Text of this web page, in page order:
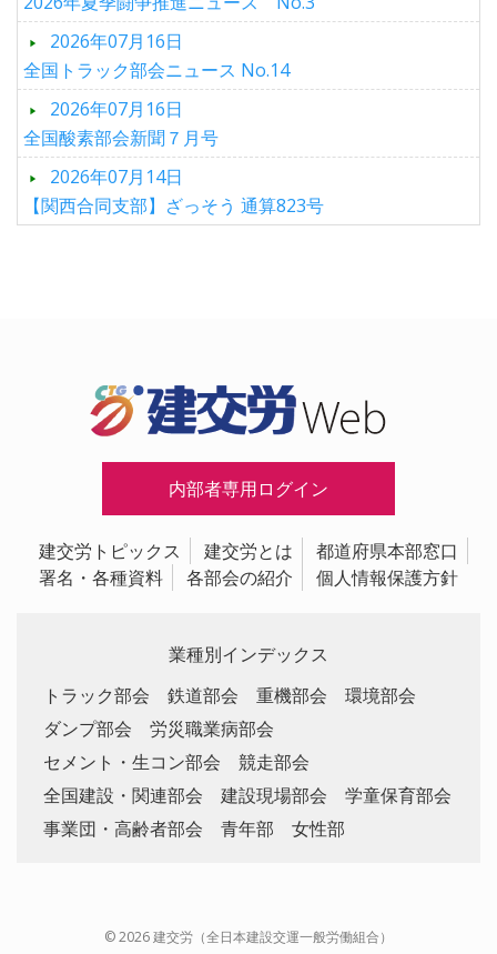
2026年07月16日
全国トラック部会ニュース No.14
2026年07月16日
全国酸素部会新聞７月号
2026年07月14日
【関西合同支部】ざっそう 通算823号
内部者専用ログイン
建交労トピックス 建交労とは
都道府県本部窓口
署名・各種資料
各部会の紹介 個人情報保護方針
業種別インデックス
トラック部会
鉄道部会 重機部会
環境部会
ダンプ部会
労災職業病部会
セメント・生コン部会
競走部会
全国建設・関連部会
建設現場部会
学童保育部会
事業団・高齢者部会
青年部 女性部
© 2026 建交労（全日本建設交運一般労働組合）